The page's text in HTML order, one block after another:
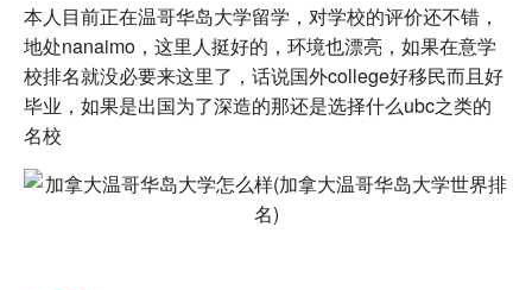
本人目前正在温哥华岛大学留学，对学校的评价还不错，
地处nanaimo，这里人挺好的，环境也漂亮，如果在意学
校排名就没必要来这里了，话说国外college好移民而且好
毕业，如果是出国为了深造的那还是选择什么ubc之类的
名校